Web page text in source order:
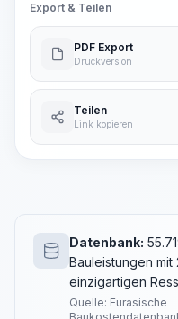
Export & Teilen
PDF Export
Druckversion
Teilen
Link kopieren
Datenbank:
Bauleistungen mit
einzigartigen
Quelle: Eurasische